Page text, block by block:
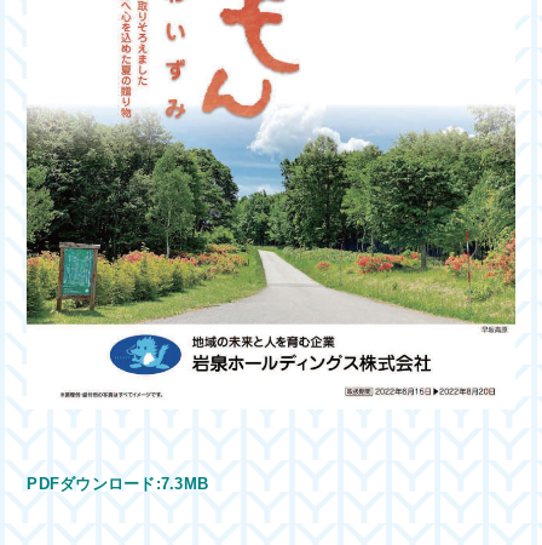
PDFダウンロード:7.3MB